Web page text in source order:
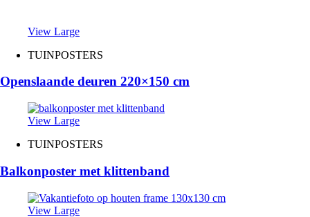
View Large
TUINPOSTERS
Openslaande deuren 220×150 cm
View Large
TUINPOSTERS
Balkonposter met klittenband
View Large